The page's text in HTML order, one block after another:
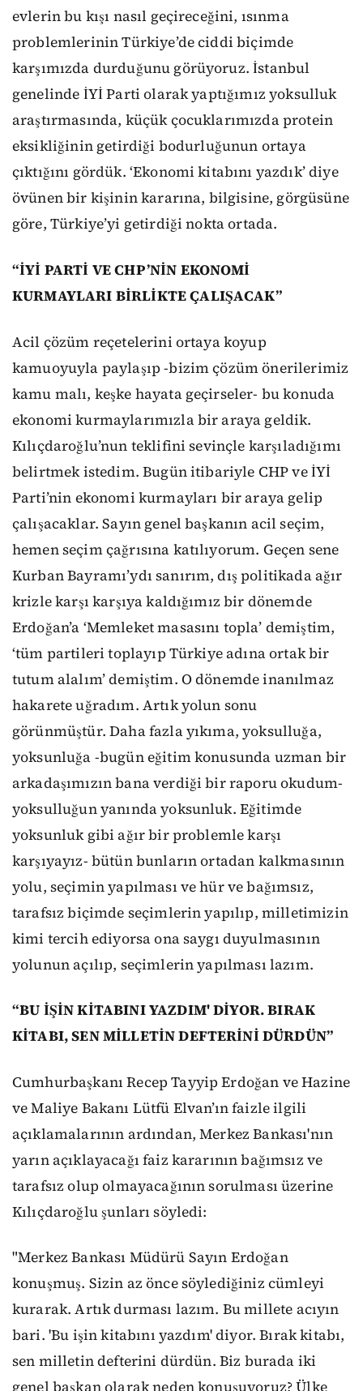
evlerin bu kışı nasıl geçireceğini, ısınma
problemlerinin Türkiye’de ciddi biçimde
karşımızda durduğunu görüyoruz. İstanbul
genelinde İYİ Parti olarak yaptığımız yoksulluk
araştırmasında, küçük çocuklarımızda protein
eksikliğinin getirdiği bodurluğunun ortaya
çıktığını gördük. ‘Ekonomi kitabını yazdık’ diye
övünen bir kişinin kararına, bilgisine, görgüsüne
göre, Türkiye’yi getirdiği nokta ortada.
“İYİ PARTİ VE CHP’NİN EKONOMİ
KURMAYLARI BİRLİKTE ÇALIŞACAK”
Acil çözüm reçetelerini ortaya koyup
kamuoyuyla paylaşıp -bizim çözüm önerilerimiz
kamu malı, keşke hayata geçirseler- bu konuda
ekonomi kurmaylarımızla bir araya geldik.
Kılıçdaroğlu’nun teklifini sevinçle karşıladığımı
belirtmek istedim. Bugün itibariyle CHP ve İYİ
Parti’nin ekonomi kurmayları bir araya gelip
çalışacaklar. Sayın genel başkanın acil seçim,
hemen seçim çağrısına katılıyorum. Geçen sene
Kurban Bayramı’ydı sanırım, dış politikada ağır
krizle karşı karşıya kaldığımız bir dönemde
Erdoğan’a ‘Memleket masasını topla’ demiştim,
‘tüm partileri toplayıp Türkiye adına ortak bir
tutum alalım’ demiştim. O dönemde inanılmaz
hakarete uğradım. Artık yolun sonu
görünmüştür. Daha fazla yıkıma, yoksulluğa,
yoksunluğa -bugün eğitim konusunda uzman bir
arkadaşımızın bana verdiği bir raporu okudum-
yoksulluğun yanında yoksunluk. Eğitimde
yoksunluk gibi ağır bir problemle karşı
karşıyayız- bütün bunların ortadan kalkmasının
yolu, seçimin yapılması ve hür ve bağımsız,
tarafsız biçimde seçimlerin yapılıp, milletimizin
kimi tercih ediyorsa ona saygı duyulmasının
yolunun açılıp, seçimlerin yapılması lazım.
“BU İŞİN KİTABINI YAZDIM' DİYOR. BIRAK
KİTABI, SEN MİLLETİN DEFTERİNİ DÜRDÜN”
Cumhurbaşkanı Recep Tayyip Erdoğan ve Hazine
ve Maliye Bakanı Lütfü Elvan’ın faizle ilgili
açıklamalarının ardından, Merkez Bankası'nın
yarın açıklayacağı faiz kararının bağımsız ve
tarafsız olup olmayacağının sorulması üzerine
Kılıçdaroğlu şunları söyledi:
"Merkez Bankası Müdürü Sayın Erdoğan
konuşmuş. Sizin az önce söylediğiniz cümleyi
kurarak. Artık durması lazım. Bu millete acıyın
bari. 'Bu işin kitabını yazdım' diyor. Bırak kitabı,
sen milletin defterini dürdün. Biz burada iki